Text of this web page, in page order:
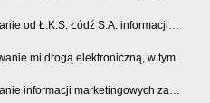
oraz informacji o zniżkach,
karnetach, ofercie sklepu U2
i innych produktach oraz
Łódź S.A.
od Ł.K.S. Łódź S.A. informacji
spółki, ofert, wydarzeń i
SMS oraz połączeń
mi drogą elektroniczną, w tym
i marketingowych o
Sponsorów i PartnerówŁ.K.S.
informacji marketingowych za